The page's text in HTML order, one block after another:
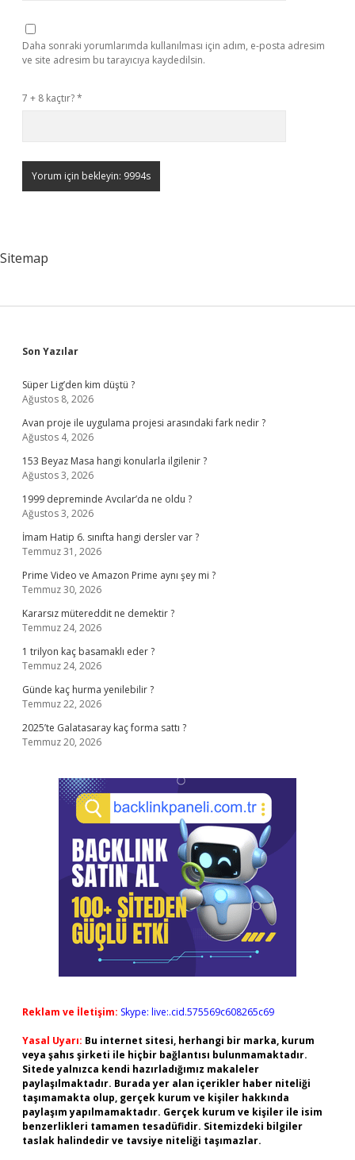
Daha sonraki yorumlarımda kullanılması için adım, e-posta adresim
ve site adresim bu tarayıcıya kaydedilsin.
7 + 8 kaçtır?*
Sitemap
Sidebar
Son Yazılar
Süper Lig’den kim düştü ?
Ağustos 8, 2026
Avan proje ile uygulama projesi arasındaki fark nedir ?
Ağustos 4, 2026
153 Beyaz Masa hangi konularla ilgilenir ?
Ağustos 3, 2026
1999 depreminde Avcılar’da ne oldu ?
Ağustos 3, 2026
İmam Hatip 6. sınıfta hangi dersler var ?
Temmuz 31, 2026
Prime Video ve Amazon Prime aynı şey mi ?
Temmuz 30, 2026
Kararsız mütereddit ne demektir ?
Temmuz 24, 2026
1 trilyon kaç basamaklı eder ?
Temmuz 24, 2026
Günde kaç hurma yenilebilir ?
Temmuz 22, 2026
2025’te Galatasaray kaç forma sattı ?
Temmuz 20, 2026
Reklam ve İletişim: Skype: live:.cid.575569c608265c69
Yasal Uyarı: Bu internet sitesi, herhangi bir marka, kurum
veya şahıs şirketi ile hiçbir bağlantısı bulunmamaktadır.
Sitede yalnızca kendi hazırladığımız makaleler
paylaşılmaktadır. Burada yer alan içerikler haber niteliği
taşımamakta olup, gerçek kurum ve kişiler hakkında
paylaşım yapılmamaktadır. Gerçek kurum ve kişiler ile isim
benzerlikleri tamamen tesadüfidir. Sitemizdeki bilgiler
taslak halindedir ve tavsiye niteliği taşımazlar.